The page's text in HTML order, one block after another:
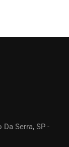
Serra, SP -